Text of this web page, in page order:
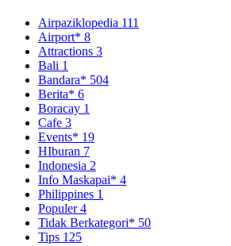
Airpaziklopedia 111
Airport* 8
Attractions 3
Bali 1
Bandara* 504
Berita* 6
Boracay 1
Cafe 3
Events* 19
HIburan 7
Indonesia 2
Info Maskapai* 4
Philippines 1
Populer4
Tidak Berkategori* 50
Tips 125